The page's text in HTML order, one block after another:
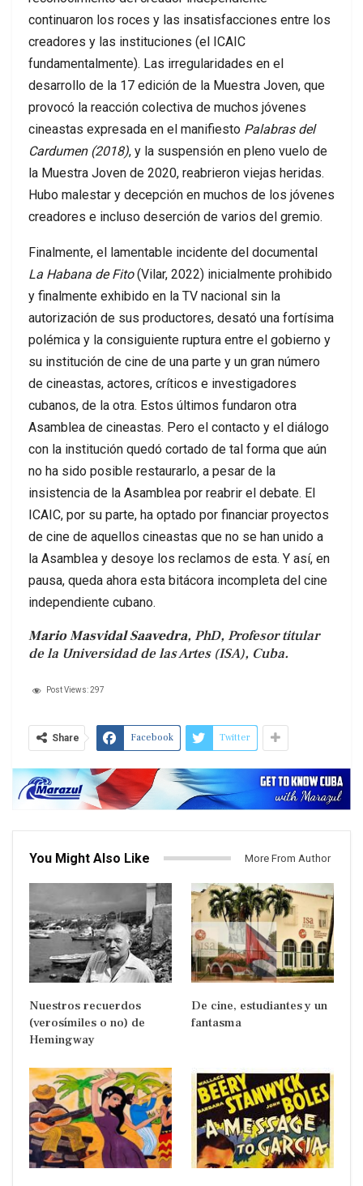
continuaron los roces y las insatisfacciones entre los
creadores y las instituciones (el ICAIC
fundamentalmente). Las irregularidades en el
desarrollo de la 17 edición de la Muestra Joven, que
provocó la reacción colectiva de muchos jóvenes
cineastas expresada en el manifiesto Palabras del
Cardumen (2018), y la suspensión en pleno vuelo de
la Muestra Joven de 2020, reabrieron viejas heridas.
Hubo malestar y decepción en muchos de los jóvenes
creadores e incluso deserción de varios del gremio.
Finalmente, el lamentable incidente del documental
La Habana de Fito(Vilar, 2022) inicialmente prohibido
y finalmente exhibido en la TV nacional sin la
autorización de sus productores, desató una fortísima
polémica y la consiguiente ruptura entre el gobierno y
su institución de cine de una parte y un gran número
de cineastas, actores, críticos e investigadores
cubanos, de la otra. Estos últimos fundaron otra
Asamblea de cineastas. Pero el contacto y el diálogo
con la institución quedó cortado de tal forma que aún
no ha sido posible restaurarlo, a pesar de la
insistencia de la Asamblea por reabrir el debate. El
ICAIC, por su parte, ha optado por financiar proyectos
de cine de aquellos cineastas que no se han unido a
la Asamblea y desoye los reclamos de esta. Y así, en
pausa, queda ahora esta bitácora incompleta del cine
independiente cubano.
Mario Masvidal Saavedra, PhD, Profesor titular
de la Universidad de las Artes (ISA), Cuba.
Post Views:297
Share Facebook Twitter
You Might Also Like More From Author
Nuestros recuerdos
(verosímiles o no) de
Hemingway
De cine, estudiantes y un
fantasma